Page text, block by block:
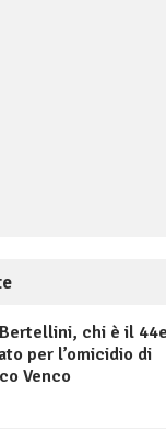
chi è il
per l’omicidio di
Venco